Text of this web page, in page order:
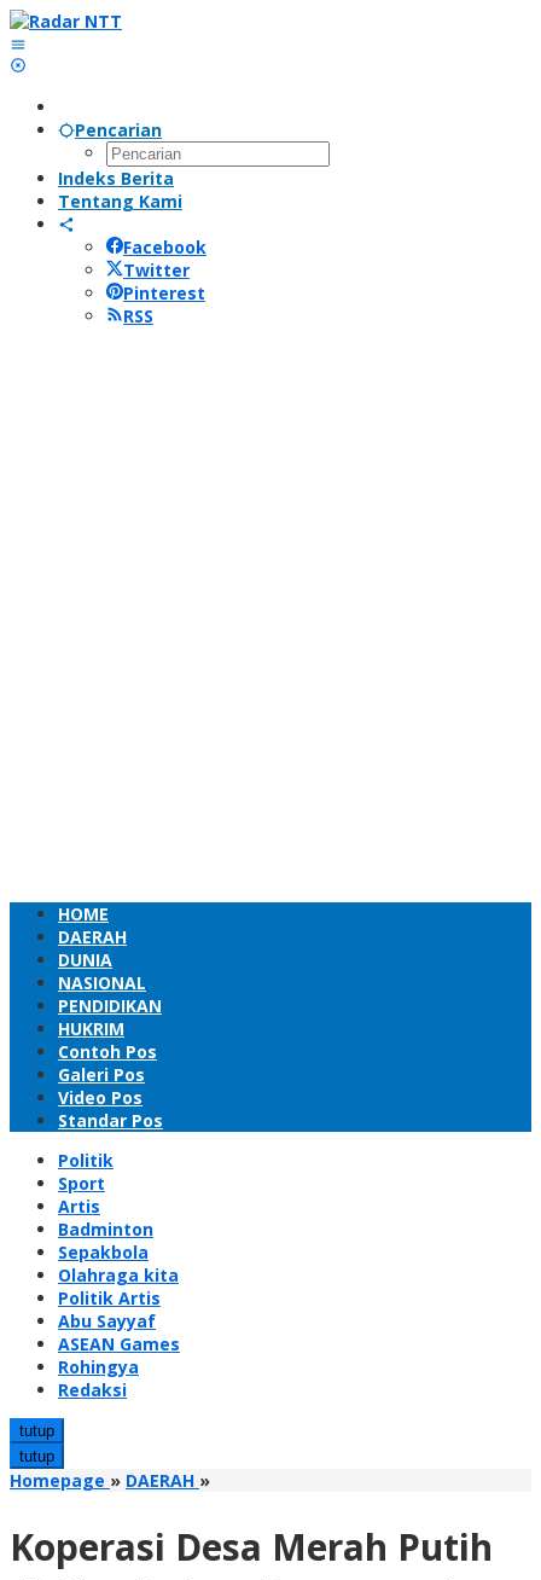
Lewati
ke
konten
Pencarian
Indeks Berita
Tentang Kami
Facebook
Twitter
Pinterest
RSS
HOME
DAERAH
DUNIA
NASIONAL
PENDIDIKAN
HUKRIM
Contoh Pos
Galeri Pos
Video Pos
Standar Pos
Politik
Sport
Artis
Badminton
Sepakbola
Olahraga kita
Politik Artis
Abu Sayyaf
ASEAN Games
Rohingya
Redaksi
tutup
tutup
Homepage » DAERAH »Koperasi
Putih
Koperasi Desa Merah Putih